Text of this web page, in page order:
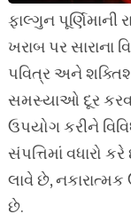
ફાલ્ગુન
ખરાબ પર સારાના
પવિત્ર અને
સમસ્યાઓ દૂર
ઉપયોગ કરીને
સંપત્તિમાં વધારો
લાવે છે,
છે.